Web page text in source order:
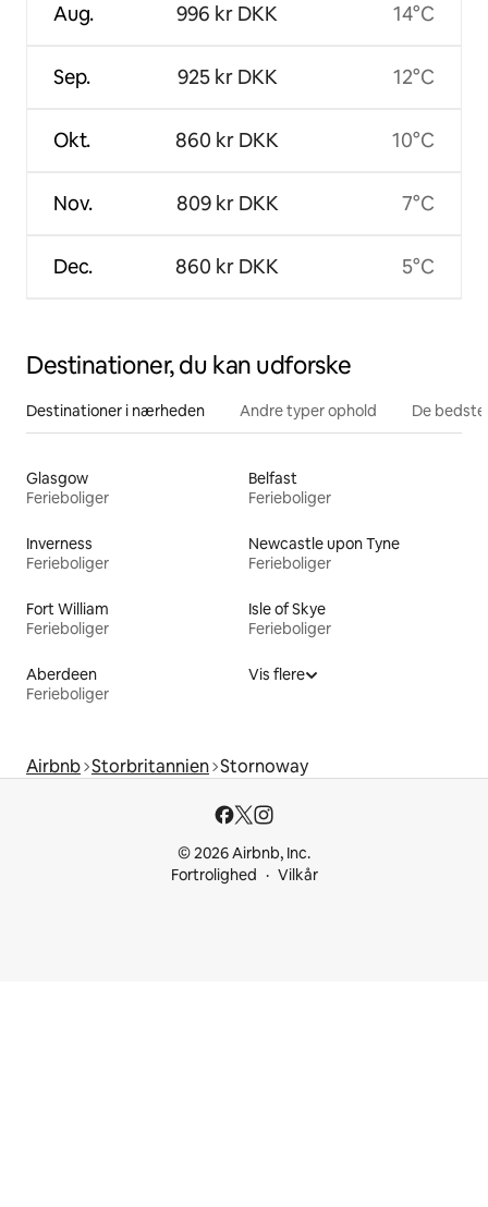
Aug.
Sep.
Okt.
Nov.
Dec.
996 kr DKK
925 kr DKK
860 kr DKK
809 kr DKK
860 kr DKK
14°C
12°C
10°C
7°C
5°C
Destinationer, du kan udforske
Destinationer i nærheden Andre typer ophold De
Glasgow
Ferieboliger
Belfast
Ferieboliger
Inverness
Ferieboliger
Newcastle upon Tyne
Ferieboliger
Fort William
Ferieboliger
Isle of Skye
Ferieboliger
Aberdeen
Ferieboliger
Vis flere
Airbnb Storbritannien Stornoway
© 2026 Airbnb, Inc.
Fortrolighed
Vilkår